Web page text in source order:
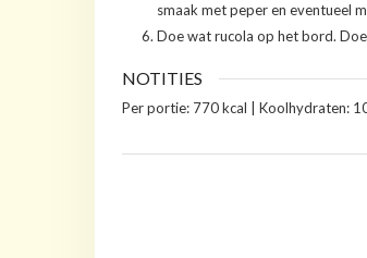
smaak met peper en eventueel
Doe wat rucola op het bord.
NOTITIES
Per portie: 770 kcal | Koolhydraten: